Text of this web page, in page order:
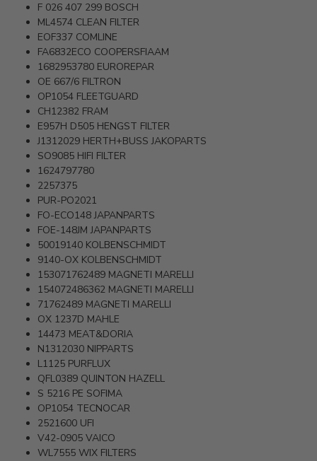
F 026 407 299 BOSCH
ML4574 CLEAN FILTER
EOF337 COMLINE
FA6832ECO COOPERSFIAAM
1682953780 EUROREPAR
OE 667/6 FILTRON
OP1054 FLEETGUARD
CH12382 FRAM
E957H D505 HENGST FILTER
J1312029 HERTH+BUSS JAKOPARTS
SO9085 HIFI FILTER
1624797780
2257375
PUR-PO2021
FO-ECO148 JAPANPARTS
FOE-148JM JAPANPARTS
50019140 KOLBENSCHMIDT
9140-OX KOLBENSCHMIDT
153071762489 MAGNETI MARELLI
154072486362 MAGNETI MARELLI
71762489 MAGNETI MARELLI
OX 1237D MAHLE
14473 MEAT&DORIA
N1312030 NIPPARTS
L1125 PURFLUX
QFL0389 QUINTON HAZELL
S 5216 PE SOFIMA
OP1054 TECNOCAR
2521600 UFI
V42-0905 VAICO
WL7555 WIX FILTERS